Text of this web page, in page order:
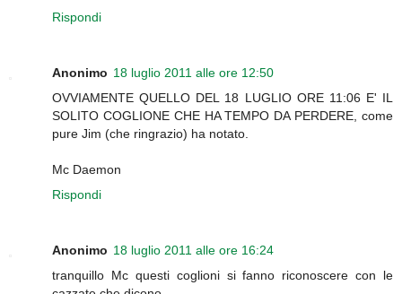
Rispondi
Anonimo 18 luglio 2011 alle ore 12:50
OVVIAMENTE QUELLO DEL 18 LUGLIO ORE 11:06 E' IL
SOLITO COGLIONE CHE HA TEMPO DA PERDERE, come
pure Jim (che ringrazio) ha notato.
Mc Daemon
Rispondi
Anonimo 18 luglio 2011 alle ore 16:24
tranquillo Mc questi coglioni si fanno riconoscere con le